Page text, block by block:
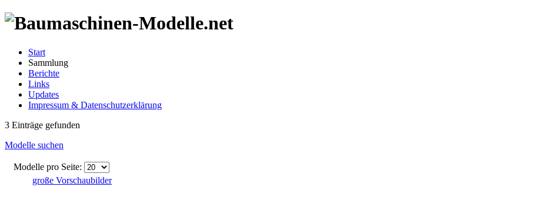
Start
Sammlung
Berichte
Links
Updates
Impressum & Datenschutzerklärung
3 Einträge gefunden
Modelle suchen
Modelle pro Seite:
große Vorschaubilder